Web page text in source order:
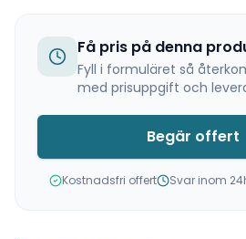
Få pris på denna
Fyll i formuläret så
med prisuppgift och
Begär offert
Kostnadsfri offert Svar inom